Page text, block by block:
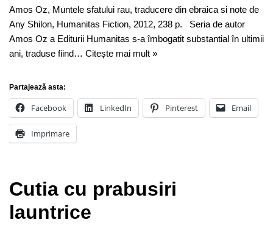
Amos Oz, Muntele sfatului rau, traducere din ebraica si note de
Any Shilon, Humanitas Fiction, 2012, 238 p. Seria de autor
Amos Oz a Editurii Humanitas s-a îmbogatit substantial în ultimii
ani, traduse fiind… Citește mai mult »
Partajează asta:
Facebook LinkedIn Pinterest Email
Imprimare
Cutia cu prabusiri
launtrice